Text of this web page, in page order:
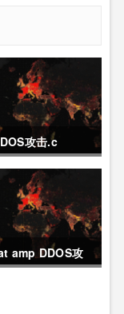
攻击.c
amp DDOS攻